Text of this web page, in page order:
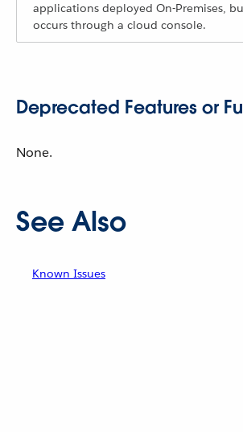
applications deployed On-Premises,
occurs through a cloud console.
Deprecated Features or
None.
See Also
Known Issues